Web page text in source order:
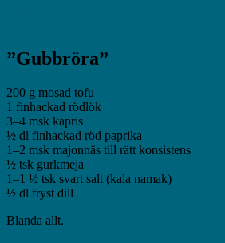
”Gubbröra”
200 g mosad tofu
1 finhackad rödlök
3–4 msk kapris
½ dl finhackad röd paprika
1–2 msk majonnäs till rätt konsistens
½ tsk gurkmeja
1–1 ½ tsk svart salt (kala namak)
½ dl fryst dill
Blanda allt.